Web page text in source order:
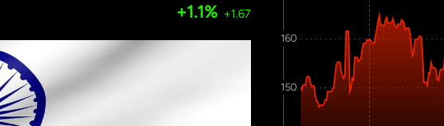
+1.1% +1.67
150
160